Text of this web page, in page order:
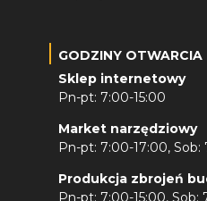
GODZINY OTWARCIA
Sklep internetowy
Pn-pt: 7:00-15:00
Market narzędziowy
Pn-pt: 7:00-17:00, Sob:
Produkcja zbrojeń
Pn-pt: 7:00-15:00, Sob: